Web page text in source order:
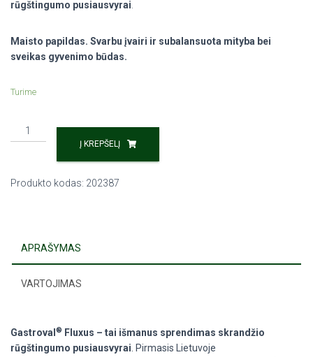
rūgštingumo pusiausvyrai
Maisto papildas. Svarbu įvairi ir subalansuota mityba bei
sveikas gyvenimo būdas.
Turime
Į KREPŠELĮ
Produkto kodas: 202387
APRAŠYMAS
VARTOJIMAS
Gastroval ® Fluxus – tai išmanus sprendimas skrandžio
rūgštingumo pusiausvyrai . Pirmasis Lietuvoje